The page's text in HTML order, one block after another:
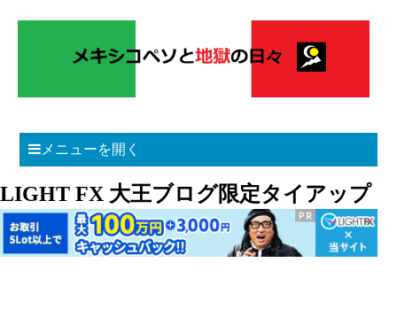
メニューを開く
LIGHT FX 大王ブログ限定タイアップ